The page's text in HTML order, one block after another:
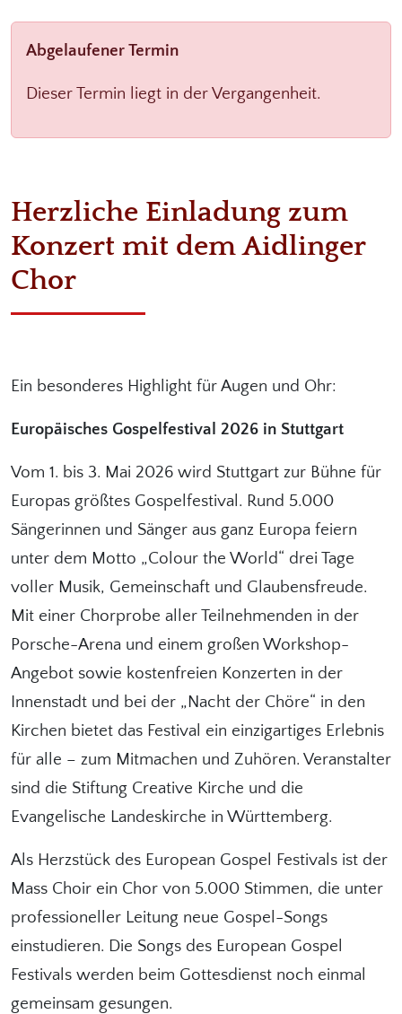
Abgelaufener Termin
Dieser Termin liegt in der Vergangenheit.
Herzliche Einladung zum
Konzert mit dem Aidlinger
Chor
Ein besonderes Highlight für Augen und Ohr:
Europäisches Gospelfestival 2026 in Stuttgart
Vom 1. bis 3. Mai 2026 wird Stuttgart zur Bühne für
Europas größtes Gospelfestival. Rund 5.000
Sängerinnen und Sänger aus ganz Europa feiern
unter dem Motto „Colour the World“ drei Tage
voller Musik, Gemeinschaft und Glaubensfreude.
Mit einer Chorprobe aller Teilnehmenden in der
Porsche-Arena und einem großen Workshop-
Angebot sowie kostenfreien Konzerten in der
Innenstadt und bei der „Nacht der Chöre“ in den
Kirchen bietet das Festival ein einzigartiges Erlebnis
für alle – zum Mitmachen und Zuhören. Veranstalter
sind die Stiftung Creative Kirche und die
Evangelische Landeskirche in Württemberg.
Als Herzstück des European Gospel Festivals ist der
Mass Choir ein Chor von 5.000 Stimmen, die unter
professioneller Leitung neue Gospel-Songs
einstudieren. Die Songs des European Gospel
Festivals werden beim Gottesdienst noch einmal
gemeinsam gesungen.